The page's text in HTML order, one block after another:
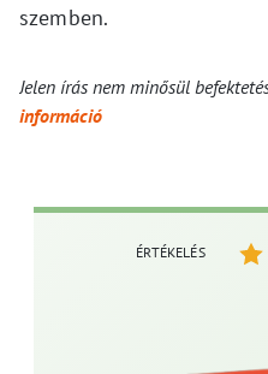
szemben.
Jelen írás nem minősül
információ
ÉRTÉKELÉS